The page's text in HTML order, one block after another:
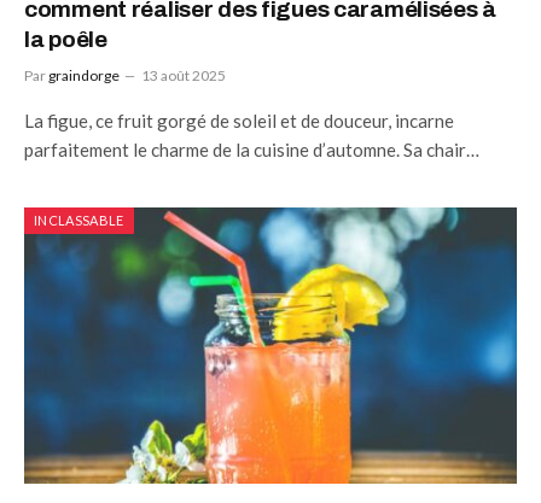
comment réaliser des figues caramélisées à
la poêle
Par graindorge 13 août 2025
La figue, ce fruit gorgé de soleil et de douceur, incarne
parfaitement le charme de la cuisine d’automne. Sa chair…
INCLASSABLE